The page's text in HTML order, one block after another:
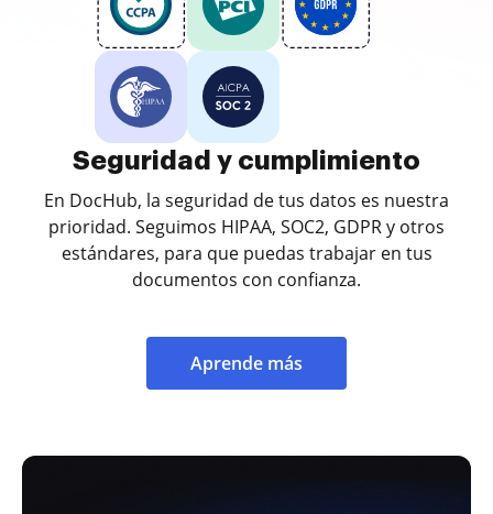
Seguridad y cumplimiento
En DocHub, la seguridad de tus datos es nuestra
prioridad. Seguimos HIPAA, SOC2, GDPR y otros
estándares, para que puedas trabajar en tus
documentos con confianza.
Aprende más